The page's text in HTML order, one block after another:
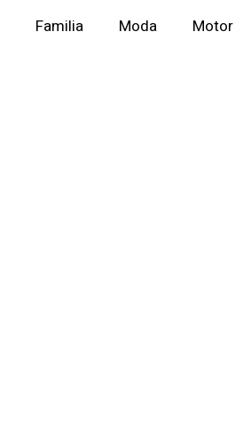
Familia Moda Motor